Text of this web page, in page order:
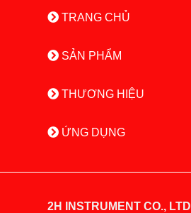
TRANG CHỦ
SẢN PHẨM
THƯƠNG HIỆU
ỨNG DỤNG
2H INSTRUMENT CO., LTD